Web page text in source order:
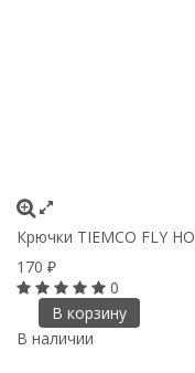
Крючки ТIEMCO FLY
170 ₽
0
В корзину
В наличии